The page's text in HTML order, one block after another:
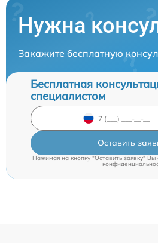
Нужна
Закажите бесплатную
Бесплатная
специалистом
Оставить
Нажимая на кнопку "Оставить заявку" Вы